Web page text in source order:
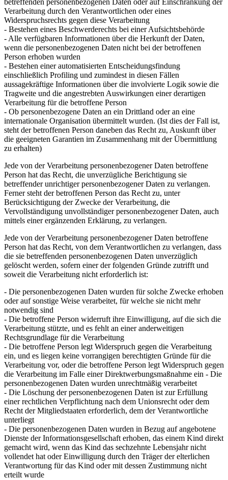
betreffenden personenbezogenen Daten oder auf Einschränkung der
Verarbeitung durch den Verantwortlichen oder eines
Widerspruchsrechts gegen diese Verarbeitung
- Bestehen eines Beschwerderechts bei einer Aufsichtsbehörde
- Alle verfügbaren Informationen über die Herkunft der Daten,
wenn die personenbezogenen Daten nicht bei der betroffenen
Person erhoben wurden
- Bestehen einer automatisierten Entscheidungsfindung
einschließlich Profiling und zumindest in diesen Fällen
aussagekräftige Informationen über die involvierte Logik sowie die
Tragweite und die angestrebten Auswirkungen einer derartigen
Verarbeitung für die betroffene Person
- Ob personenbezogene Daten an ein Drittland oder an eine
internationale Organisation übermittelt wurden. (Ist dies der Fall ist,
steht der betroffenen Person daneben das Recht zu, Auskunft über
die geeigneten Garantien im Zusammenhang mit der Übermittlung
zu erhalten)
Jede von der Verarbeitung personenbezogener Daten betroffene
Person hat das Recht, die unverzügliche Berichtigung sie
betreffender unrichtiger personenbezogener Daten zu verlangen.
Ferner steht der betroffenen Person das Recht zu, unter
Berücksichtigung der Zwecke der Verarbeitung, die
Vervollständigung unvollständiger personenbezogener Daten, auch
mittels einer ergänzenden Erklärung, zu verlangen.
Jede von der Verarbeitung personenbezogener Daten betroffene
Person hat das Recht, von dem Verantwortlichen zu verlangen, dass
die sie betreffenden personenbezogenen Daten unverzüglich
gelöscht werden, sofern einer der folgenden Gründe zutrifft und
soweit die Verarbeitung nicht erforderlich ist:
- Die personenbezogenen Daten wurden für solche Zwecke erhoben
oder auf sonstige Weise verarbeitet, für welche sie nicht mehr
notwendig sind
- Die betroffene Person widerruft ihre Einwilligung, auf die sich die
Verarbeitung stützte, und es fehlt an einer anderweitigen
Rechtsgrundlage für die Verarbeitung
- Die betroffene Person legt Widerspruch gegen die Verarbeitung
ein, und es liegen keine vorrangigen berechtigten Gründe für die
Verarbeitung vor, oder die betroffene Person legt Widerspruch gegen
die Verarbeitung im Falle einer Direktwerbungsmaßnahme ein - Die
personenbezogenen Daten wurden unrechtmäßig verarbeitet
- Die Löschung der personenbezogenen Daten ist zur Erfüllung
einer rechtlichen Verpflichtung nach dem Unionsrecht oder dem
Recht der Mitgliedstaaten erforderlich, dem der Verantwortliche
unterliegt
- Die personenbezogenen Daten wurden in Bezug auf angebotene
Dienste der Informationsgesellschaft erhoben, das einem Kind direkt
gemacht wird, wenn das Kind das sechzehnte Lebensjahr nicht
vollendet hat oder Einwilligung durch den Träger der elterlichen
Verantwortung für das Kind oder mit dessen Zustimmung nicht
erteilt wurde